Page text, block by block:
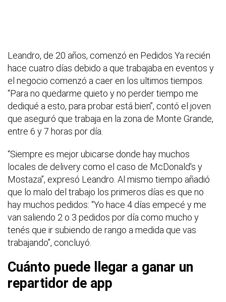
Leandro, de 20 años, comenzó en Pedidos Ya recién
hace cuatro días debido a que trabajaba en eventos y
el negocio comenzó a caer en los ultimos tiempos.
“Para no quedarme quieto y no perder tiempo me
dediqué a esto, para probar está bien”, contó el joven
que aseguró que trabaja en la zona de Monte Grande,
entre 6 y 7 horas por día.
“Siempre es mejor ubicarse donde hay muchos
locales de delivery como el caso de McDonald's y
Mostaza”, expresó Leandro. Al mismo tiempo añadió
que lo malo del trabajo los primeros días es que no
hay muchos pedidos: “Yo hace 4 días empecé y me
van saliendo 2 o 3 pedidos por día como mucho y
tenés que ir subiendo de rango a medida que vas
trabajando”, concluyó.
Cuánto puede llegar a ganar un
repartidor de app